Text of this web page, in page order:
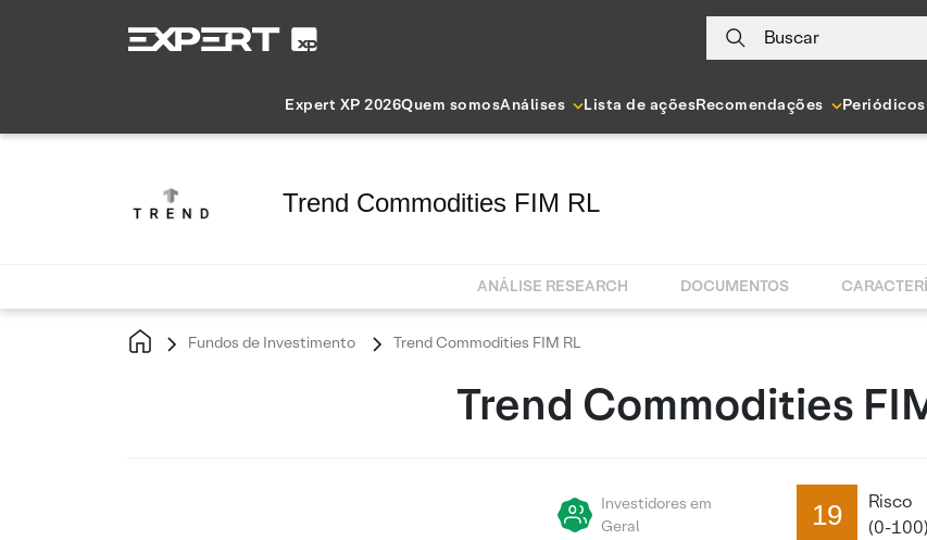
Buscar
Expert XP 2026Quem somosAnálises Lista de açõesRecomendações Periódicos
Trend Commodities FIM RL
ANÁLISE RESEARCH DOCUMENTOS
Fundos de Investimento Trend Commodities FIM RL
Trend Commodities
Investidores em
Geral
19
Risco
(0-100)